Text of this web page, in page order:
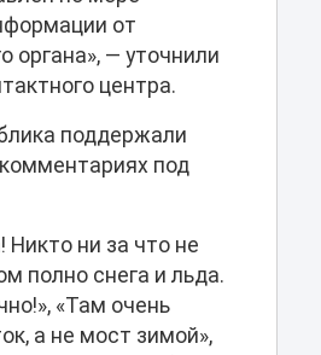
от
органа», — уточнили
центра.
поддержали
под
Никто ни за что не
полно снега и льда.
«Там очень
а не мост зимой»,